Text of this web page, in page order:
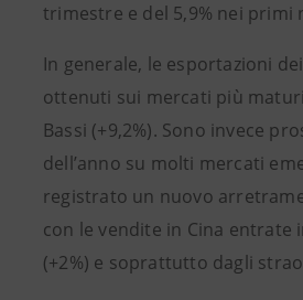
trimestre e del 5,9% nei
In generale, le esportazioni
ottenuti sui mercati più maturi:
Bassi (+9,2%). Sono invece
dell’anno su molti mercati
registrato un nuovo
con le vendite in Cina entrate
(+2%) e soprattutto dagli